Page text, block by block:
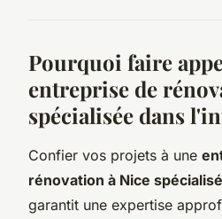
Pourquoi faire
entreprise de
spécialisée dans
Confier vos projets à une
rénovation à Nice
garantit une expertise